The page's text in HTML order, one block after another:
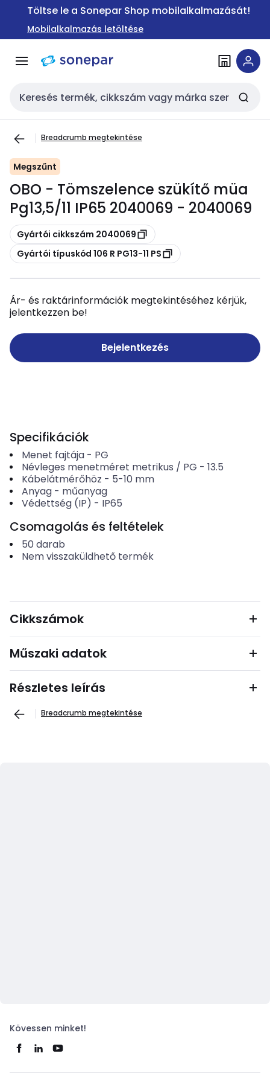
Ugrás a
Ugrás a
tartalomra
Töltse le a Sonepar Shop mobilalkalmazását!
Mobilalkalmazás letöltése
Keresési bemenet
Breadcrumb megtekintése
Megszűnt
OBO - Tömszelence szükítő müa
Pg13,5/11 IP65 2040069 - 2040069
Másolás
Gyártói cikkszám 2040069
Másolás
Gyártói típuskód 106 R PG13-11 PS
Ár- és raktárinformációk megtekintéséhez kérjük,
jelentkezzen be!
Bejelentkezés
Specifikációk
Menet fajtája- PG
Névleges menetméret metrikus / PG - 13.5
Kábelátmérőhöz - 5-10 mm
Anyag- műanyag
Védettség (IP) - IP65
Csomagolás és feltételek
50 darab
Nem visszaküldhető termék
Cikkszámok
Műszaki adatok
Részletes leírás
Breadcrumb megtekintése
Kövessen minket!